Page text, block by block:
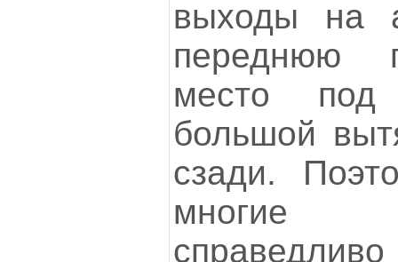
выходы на
переднюю
место под
большой
сзади.
многие